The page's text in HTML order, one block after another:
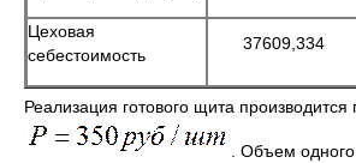
Цеховая
себестоимость
37609,334
Реализация готового щита производится
. Объем